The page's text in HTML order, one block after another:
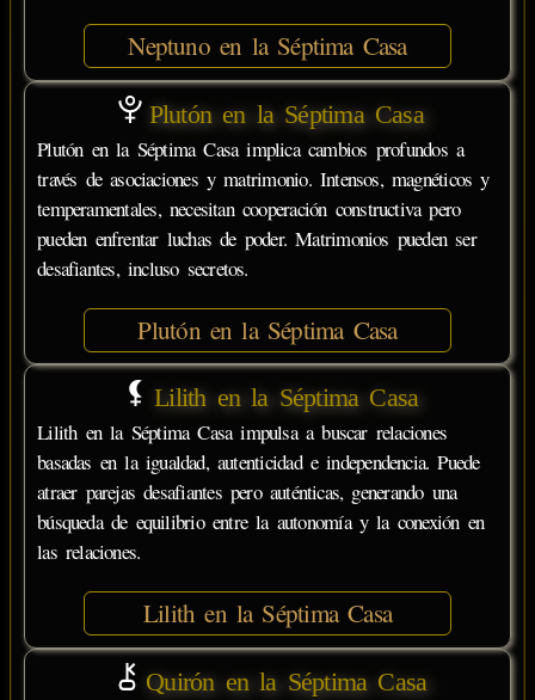
Neptuno en la Séptima Casa
Plutón en la Séptima Casa
Plutón en la Séptima Casa implica cambios profundos a
través de asociaciones y matrimonio. Intensos, magnéticos y
temperamentales, necesitan cooperación constructiva pero
pueden enfrentar luchas de poder. Matrimonios pueden ser
desafiantes, incluso secretos.
Plutón en la Séptima Casa
Lilith en la Séptima Casa
Lilith en la Séptima Casa impulsa a buscar relaciones
basadas en la igualdad, autenticidad e independencia. Puede
atraer parejas desafiantes pero auténticas, generando una
búsqueda de equilibrio entre la autonomía y la conexión en
las relaciones.
Lilith en la Séptima Casa
Quirón en la Séptima Casa